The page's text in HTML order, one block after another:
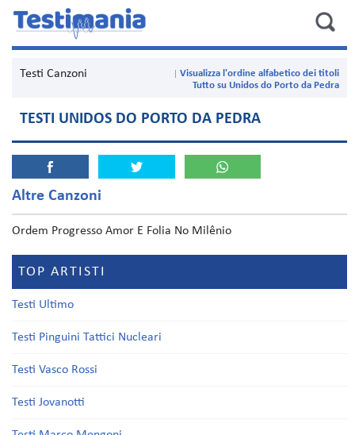
Testi Canzoni
Visualizza l'ordine alfabetico dei titoli
Tutto su Unidos do Porto da Pedra
TESTI UNIDOS DO PORTO DA PEDRA
Altre Canzoni
Ordem Progresso Amor E Folia No Milênio
TOP ARTISTI
Testi Ultimo
Testi Pinguini Tattici Nucleari
Testi Vasco Rossi
Testi Jovanotti